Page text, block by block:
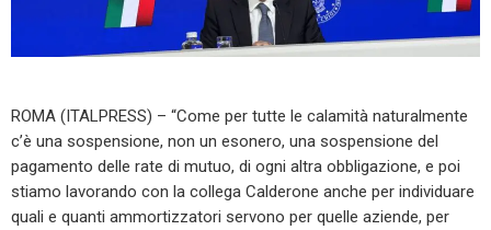
ROMA (ITALPRESS) – “Come per tutte le calamità naturalmente
c’è una sospensione, non un esonero, una sospensione del
pagamento delle rate di mutuo, di ogni altra obbligazione, e poi
stiamo lavorando con la collega Calderone anche per individuare
quali e quanti ammortizzatori servono per quelle aziende, per